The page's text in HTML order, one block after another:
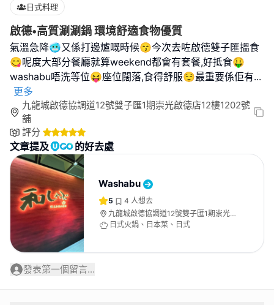
日式料理
啟德•高質涮涮鍋 環境舒適食物優質
氣溫急降🥶又係打邊爐嘅時候😙今次去咗啟德雙子匯搵食
😋呢度大部分餐廳就算weekend都會有套餐,好抵食🤑
washabu唔洗等位😝座位闊落,食得舒服😌最重要係佢有...
更多
九龍城啟德協調道12號雙子匯1期崇光啟德店12樓1202號
舖
評分
文章提及 的好去處
Washabu
5 4 人想去
九龍城啟德協調道12號雙子匯1期崇光啟
德店12樓1202號舖
日式火鍋、日本菜、日式
發表第一個留言...